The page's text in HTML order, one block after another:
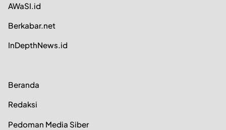
AWaSI.id
Berkabar.net
InDepthNews.id
Beranda
Redaksi
Pedoman Media Siber